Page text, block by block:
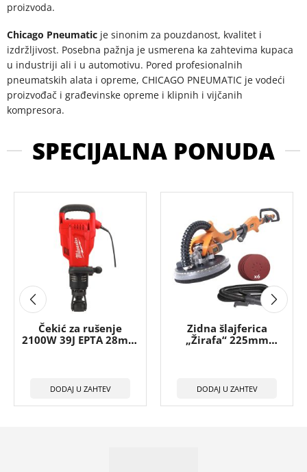
proizvoda.
Chicago Pneumatic je sinonim za pouzdanost, kvalitet i
izdržljivost. Posebna pažnja je usmerena ka zahtevima kupaca
u industriji ali i u automotivu. Pored profesionalnih
pneumatskih alata i opreme, CHICAGO PNEUMATIC je vodeći
proizvođač i građevinske opreme i klipnih i vijčanih
kompresora.
SPECIJALNA PONUDA
Čekić za rušenje
2100W 39J EPTA 28mm
DODAJ U ZAHTEV
Zidna šlajferica
„Žirafa“ 225mm
DODAJ U ZAHTEV